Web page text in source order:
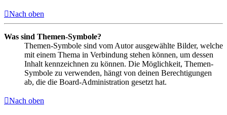
Nach oben
Was sind Themen-Symbole?
Themen-Symbole sind vom Autor ausgewählte Bilder, welche
mit einem Thema in Verbindung stehen können, um dessen
Inhalt kennzeichnen zu können. Die Möglichkeit, Themen-
Symbole zu verwenden, hängt von deinen Berechtigungen
ab, die die Board-Administration gesetzt hat.
Nach oben